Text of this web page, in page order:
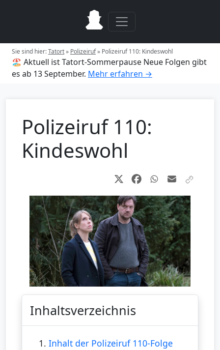
Sie sind hier:Tatort» Polizeiruf» Polizeiruf 110: Kindeswohl
🏖️ Aktuell ist Tatort-Sommerpause Neue Folgen gibt
es ab 13 September. Mehr erfahren →
Polizeiruf 110:
Kindeswohl
Inhaltsverzeichnis
1. Inhalt der Polizeiruf 110-Folge